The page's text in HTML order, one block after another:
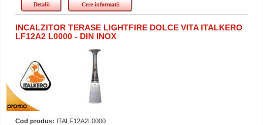
Detalii Cere informatii
INCALZITOR TERASE LIGHTFIRE DOLCE VITA ITALKERO
LF12A2 L0000 - DIN INOX
Cod produs: ITALF12A2L0000